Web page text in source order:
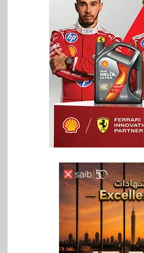
بنوك
بنك QNB مصر يعزز جاهزية
المشروعات الصغيرة والمتوسطة
للنمو والتوسع